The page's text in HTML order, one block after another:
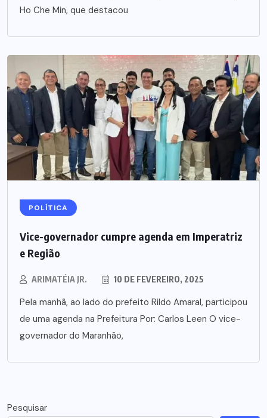
Ho Che Min, que destacou
POLÍTICA
Vice-governador cumpre agenda em Imperatriz
e Região
ARIMATÉIA JR. 10 DE FEVEREIRO, 2025
Pela manhã, ao lado do prefeito Rildo Amaral, participou
de uma agenda na Prefeitura Por: Carlos Leen O vice-
governador do Maranhão,
Pesquisar